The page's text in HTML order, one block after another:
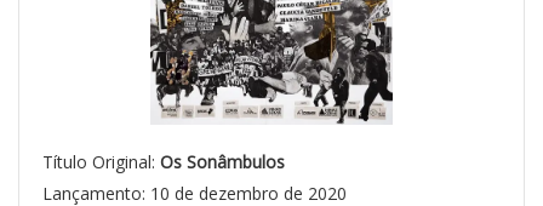
Título Original: Os Sonâmbulos
Lançamento: 10 de dezembro de 2020